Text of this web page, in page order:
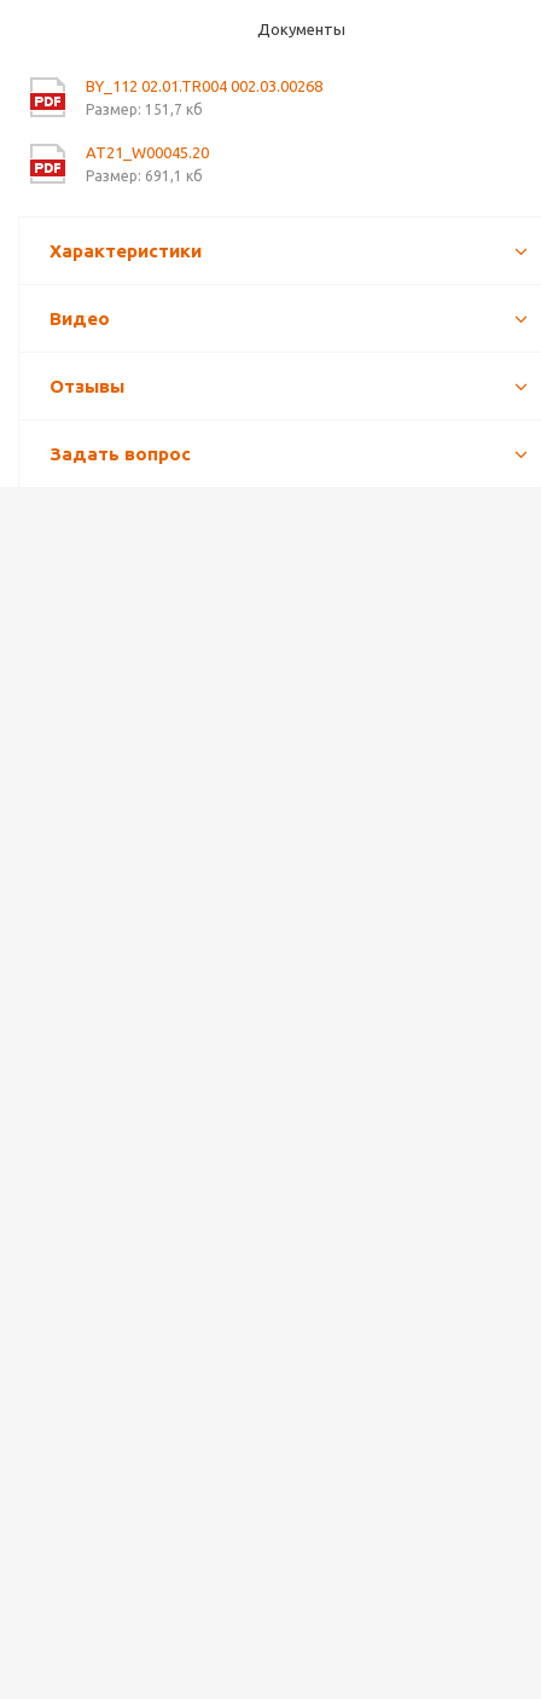
Документы
BY_112 02.01.TR004 002.03.00268
Размер: 151,7 кб
AT21_W00045.20
Размер: 691,1 кб
Характеристики
Видео
Отзывы
Задать вопрос